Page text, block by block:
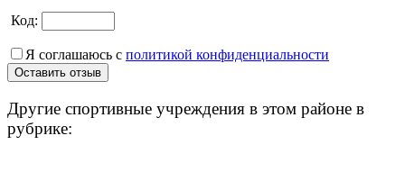
Код:
Я соглашаюсь с политикой конфиденциальности
Другие спортивные учреждения в этом районе в
рубрике: